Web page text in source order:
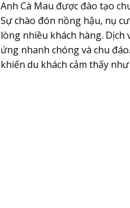
Anh Cà Mau được đào tạo
Sự chào đón nồng hậu, nụ
lòng nhiều khách hàng. Dịch
ứng nhanh chóng và chu
khiến du khách cảm thấy